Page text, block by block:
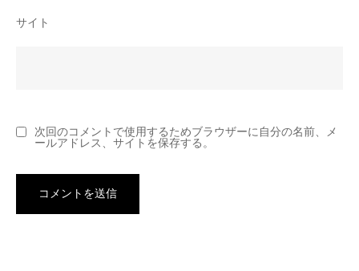
サイト
次回のコメントで使用するためブラウザーに自分の名前、メ
ールアドレス、サイトを保存する。